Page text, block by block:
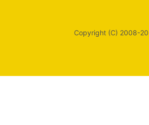
Copyright (C) 2008-